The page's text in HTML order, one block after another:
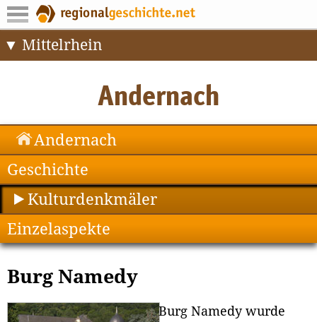
Mittelrhein
Andernach
Geschichte
Kulturdenkmäler
Einzelaspekte
Burg Namedy
Burg Namedy wurde